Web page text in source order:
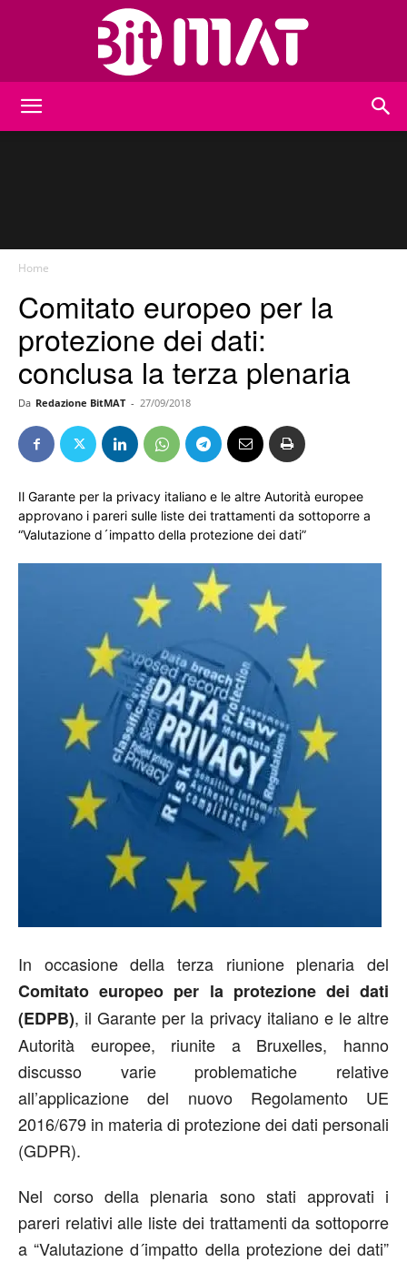
Home
Comitato europeo per la
protezione dei dati:
conclusa la terza plenaria
Da Redazione BitMAT - 27/09/2018
Il Garante per la privacy italiano e le altre Autorità europee
approvano i pareri sulle liste dei trattamenti da sottoporre a
“Valutazione d´impatto della protezione dei dati”
In occasione della terza riunione plenaria del
Comitato europeo per la protezione dei dati
(EDPB), il Garante per la privacy italiano e le altre
Autorità europee, riunite a Bruxelles, hanno
discusso varie problematiche relative
all’applicazione del nuovo Regolamento UE
2016/679 in materia di protezione dei dati personali
(GDPR).
Nel corso della plenaria sono stati approvati i
pareri relativi alle liste dei trattamenti da sottoporre
a “Valutazione d´impatto della protezione dei dati”